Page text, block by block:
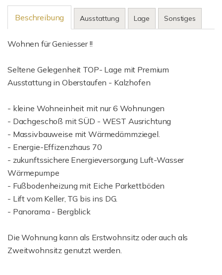
Beschreibung Ausstattung Lage Sonstiges
Wohnen für Geniesser !!
Seltene Gelegenheit TOP- Lage mit Premium
Ausstattung in Oberstaufen - Kalzhofen
- kleine Wohneinheit mit nur 6 Wohnungen
- Dachgeschoß mit SÜD - WEST Ausrichtung
- Massivbauweise mit Wärmedämmziegel.
- Energie-Effizenzhaus 70
- zukunftssichere Energieversorgung Luft-Wasser
Wärmepumpe
- Fußbodenheizung mit Eiche Parkettböden
- Lift vom Keller, TG bis ins DG.
- Panorama - Bergblick
Die Wohnung kann als Erstwohnsitz oder auch als
Zweitwohnsitz genutzt werden.